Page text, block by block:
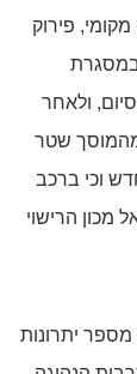
פירוק
במסגרת
ולאחר
מהמוסך שטר
וכי ברכב
מכון הרישוי
יתרונות